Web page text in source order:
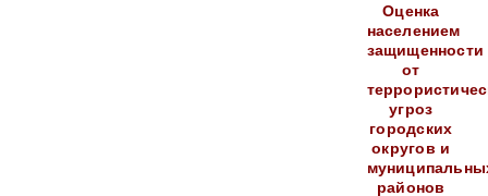
Оценка
населением
защищенности
от
угроз
городских
округов и
районов